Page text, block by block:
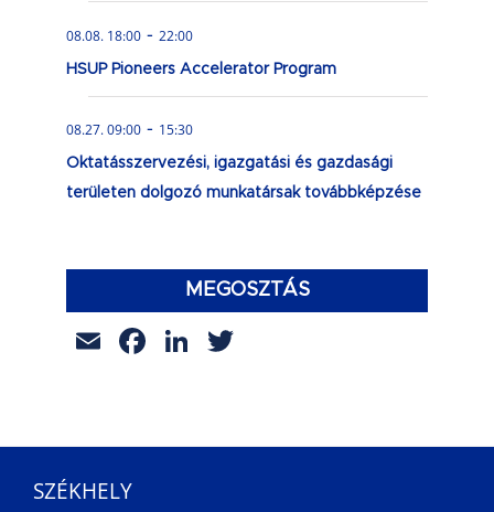
08.08. 18:00 - 22:00
HSUP Pioneers Accelerator Program
08.27. 09:00 - 15:30
Oktatásszervezési, igazgatási és gazdasági
területen dolgozó munkatársak továbbképzése
MEGOSZTÁS
EmailFacebook
LinkedIn
SZÉKHELY